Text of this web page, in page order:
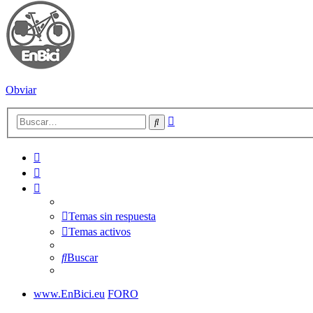
Obviar
Buscar
Temas sin respuesta
Temas activos
Buscar
www.EnBici.eu FORO